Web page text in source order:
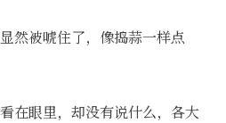
然被唬住了，像捣蒜一样点
在眼里，却没有说什么，各大